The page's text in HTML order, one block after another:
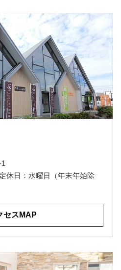
休日：水曜日（年末年始除
セスMAP